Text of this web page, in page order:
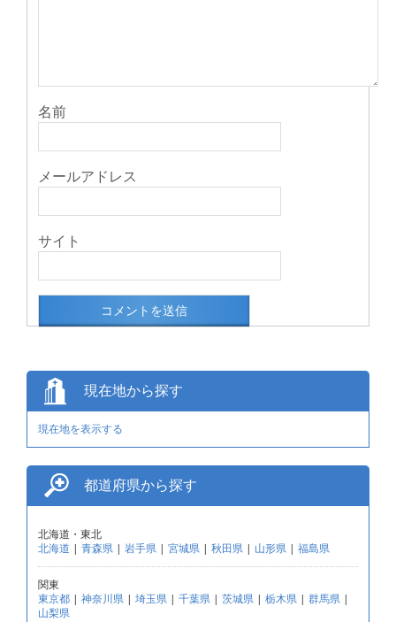
名前
メールアドレス
サイト
現在地から探す
現在地を表示する
都道府県から探す
北海道・東北
北海道 | 青森県 | 岩手県 | 宮城県 | 秋田県 | 山形県 | 福島県
関東
東京都 | 神奈川県 | 埼玉県 | 千葉県 | 茨城県 | 栃木県 | 群馬県 |
山梨県